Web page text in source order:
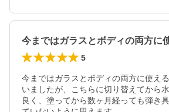
5
今まではガラスとボディの両方に使え
いましたが、こちらに切り替えてから
良く、塗ってから数ヶ月経っても弾き